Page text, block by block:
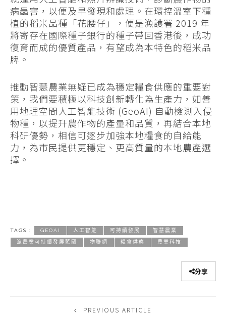
病蟲害，以便及早發現和處理。在環控溫室下種
植的稻米品種「花腰仔」，便是漁護署 2019 年
將寄存在國際種子銀行的種子帶回香港後，成功
復育而成的優質產品，有望成為本特色的稻米品
牌。
推動智慧農業無疑已成為穩定糧食供應的重要對
策，我們要積極以科技創新轉化為生產力，如善
用地理空間人工智能技術 (GeoAI) 自動檢測入侵
物種，以提升農作物的產量和品質，再結合本地
科研優勢，相信可逐步加強本地糧食的自給能
力，為市民提供更穩定、更高質量的本地農產選
擇。
TAGS : GEOAI 人工智能 可持續發展 智慧農業
漁農業可持續發展藍圖 物聯網 糧食供應 農業科技
分享
PREVIOUS ARTICLE